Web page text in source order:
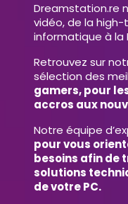
Dreamstation.re
vidéo, de la
informatique à la
Retrouvez sur
sélection des
gamers, pour
accros aux
Notre équipe
pour vous
besoins afin de
solutions
de votre PC.